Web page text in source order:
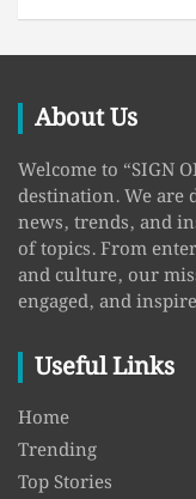
About Us
Welcome to “SIGN
destination. We are
news, trends, and
of topics. From
and culture, our
engaged, and
Useful Links
Home
Trending
Top Stories